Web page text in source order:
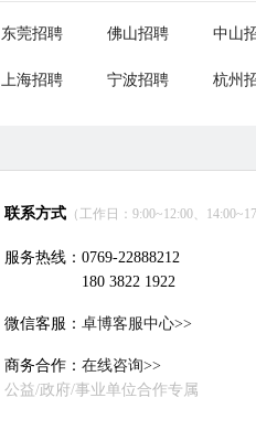
东莞招聘 佛山招聘 中山
上海招聘 宁波招聘 杭州
联系方式 （工作日：9:00~12:00、
服务热线：0769-22888212
180 3822 1922
微信客服： 卓博客服中心>>
商务合作： 在线咨询>>
公益/政府/事业单位合作专属